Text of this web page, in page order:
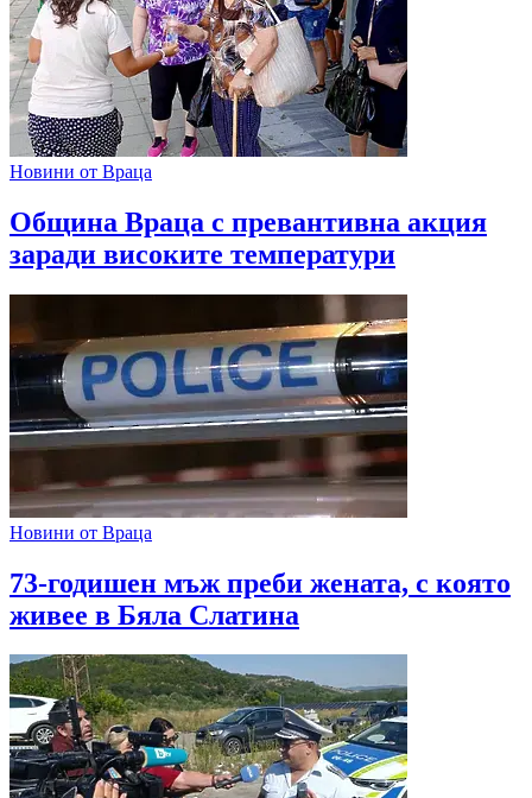
Новини от Враца
Община Враца с превантивна акция
заради високите температури
Новини от Враца
73-годишен мъж преби жената, с която
живее в Бяла Слатина